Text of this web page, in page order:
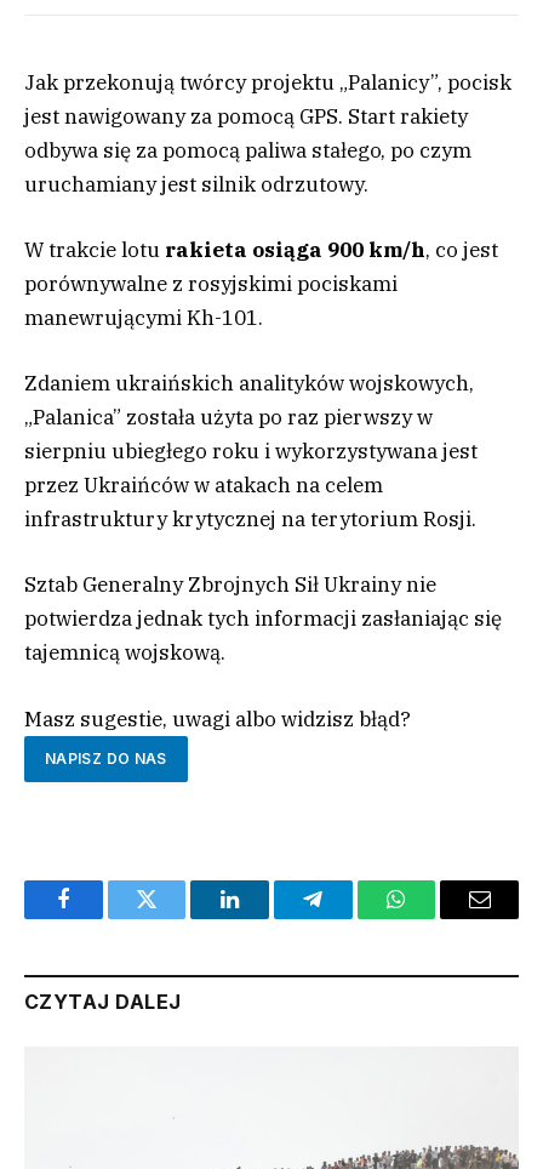
Jak przekonują twórcy projektu „Palanicy”, pocisk
jest nawigowany za pomocą GPS. Start rakiety
odbywa się za pomocą paliwa stałego, po czym
uruchamiany jest silnik odrzutowy.
W trakcie lotu rakieta osiąga 900 km/h, co jest
porównywalne z rosyjskimi pociskami
manewrującymi Kh-101.
Zdaniem ukraińskich analityków wojskowych,
„Palanica” została użyta po raz pierwszy w
sierpniu ubiegłego roku i wykorzystywana jest
przez Ukraińców w atakach na celem
infrastruktury krytycznej na terytorium Rosji.
Sztab Generalny Zbrojnych Sił Ukrainy nie
potwierdza jednak tych informacji zasłaniając się
tajemnicą wojskową.
Masz sugestie, uwagi albo widzisz błąd?
NAPISZ DO NAS
FacebookTwitter LinkedInTelegramWhatsAppEmail
CZYTAJ DALEJ